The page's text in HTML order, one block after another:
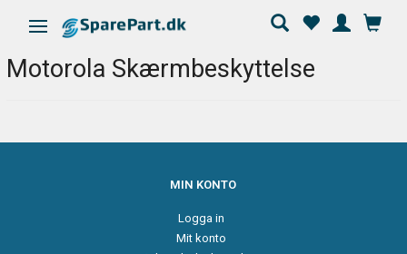
Ändra navigering
Motorola Skærmbeskyttelse
MIN KONTO
Logga in
Mit konto